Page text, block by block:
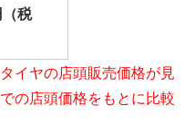
税
イヤの店頭販売価格が見
の店頭価格をもとに比較